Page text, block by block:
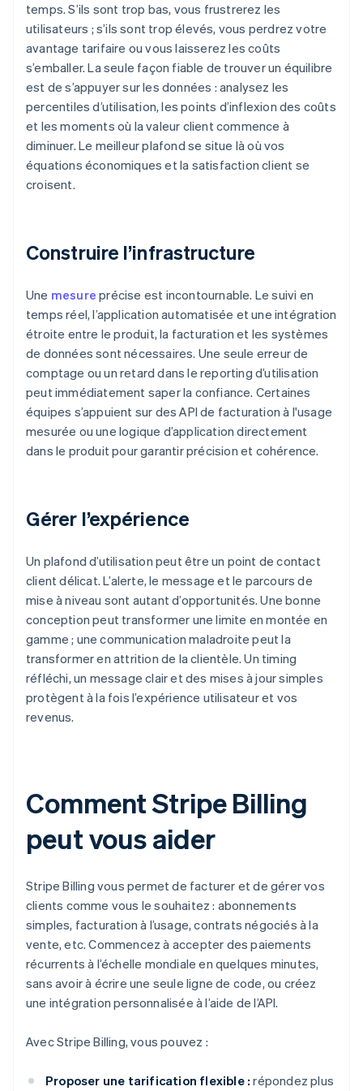
temps. S’ils sont trop bas, vous frustrerez les
utilisateurs ; s’ils sont trop élevés, vous perdrez votre
avantage tarifaire ou vous laisserez les coûts
s’emballer. La seule façon fiable de trouver un équilibre
est de s’appuyer sur les données : analysez les
percentiles d’utilisation, les points d’inflexion des coûts
et les moments où la valeur client commence à
diminuer. Le meilleur plafond se situe là où vos
équations économiques et la satisfaction client se
croisent.
Construire l’infrastructure
Une mesure précise est incontournable. Le suivi en
temps réel, l’application automatisée et une intégration
étroite entre le produit, la facturation et les systèmes
de données sont nécessaires. Une seule erreur de
comptage ou un retard dans le reporting d’utilisation
peut immédiatement saper la confiance. Certaines
équipes s’appuient sur des API de facturation à l'usage
mesurée ou une logique d’application directement
dans le produit pour garantir précision et cohérence.
Gérer l’expérience
Un plafond d’utilisation peut être un point de contact
client délicat. L’alerte, le message et le parcours de
mise à niveau sont autant d’opportunités. Une bonne
conception peut transformer une limite en montée en
gamme ; une communication maladroite peut la
transformer en attrition de la clientèle. Un timing
réfléchi, un message clair et des mises à jour simples
protègent à la fois l’expérience utilisateur et vos
revenus.
Comment Stripe Billing
peut vous aider
Stripe Billing vous permet de facturer et de gérer vos
clients comme vous le souhaitez : abonnements
simples, facturation à l’usage, contrats négociés à la
vente, etc. Commencez à accepter des paiements
récurrents à l’échelle mondiale en quelques minutes,
sans avoir à écrire une seule ligne de code, ou créez
une intégration personnalisée à l’aide de l’API.
Avec Stripe Billing, vous pouvez :
Proposer une tarification flexible : répondez plus